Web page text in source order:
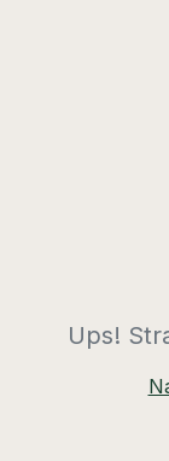
Ups!